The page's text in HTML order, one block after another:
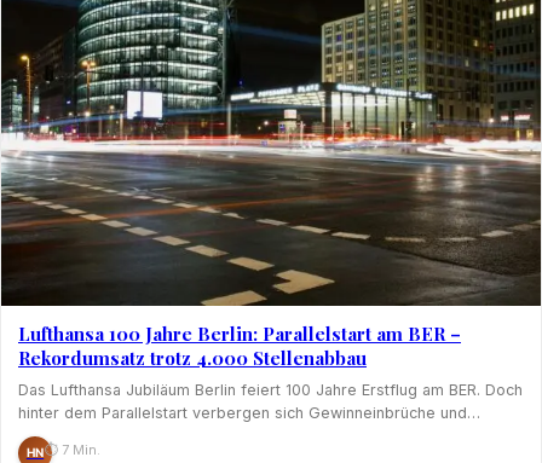
Lufthansa 100 Jahre Berlin: Parallelstart am BER –
Rekordumsatz trotz 4.000 Stellenabbau
Das Lufthansa Jubiläum Berlin feiert 100 Jahre Erstflug am BER. Doch
hinter dem Parallelstart verbergen sich Gewinneinbrüche und…
HN⏱ 7 Min.